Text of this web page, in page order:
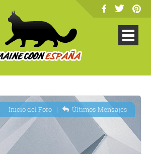
Inicio del Foro| Últimos Mensajes